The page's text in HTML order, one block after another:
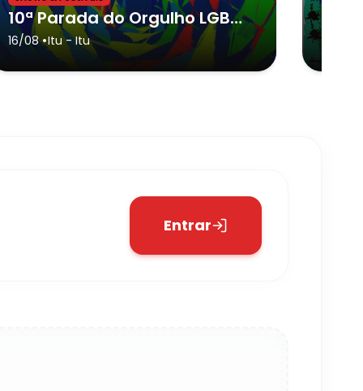
10ª Parada do Orgulho LGBT+ de Itu
16/08 •Itu- Itu
Entrar